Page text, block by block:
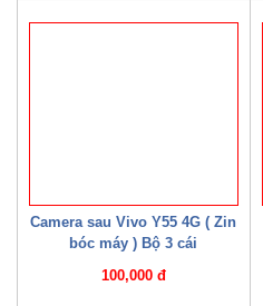
Camera sau Vivo Y55 4G ( Zin
bóc máy ) Bộ 3 cái
100,000 đ